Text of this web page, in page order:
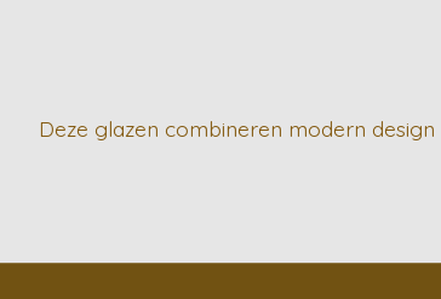
Deze glazen combineren modern